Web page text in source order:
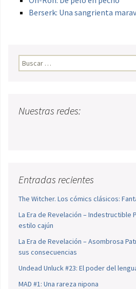
Berserk: Una sangrienta
Buscar:
Nuestras redes:
Entradas recientes
The Witcher. Los cómics clásicos:
La Era de Revelación – Indestructible
estilo cajún
La Era de Revelación – Asombrosa
sus consecuencias
Undead Unluck #23: El poder del
MAD #1: Una rareza nipona